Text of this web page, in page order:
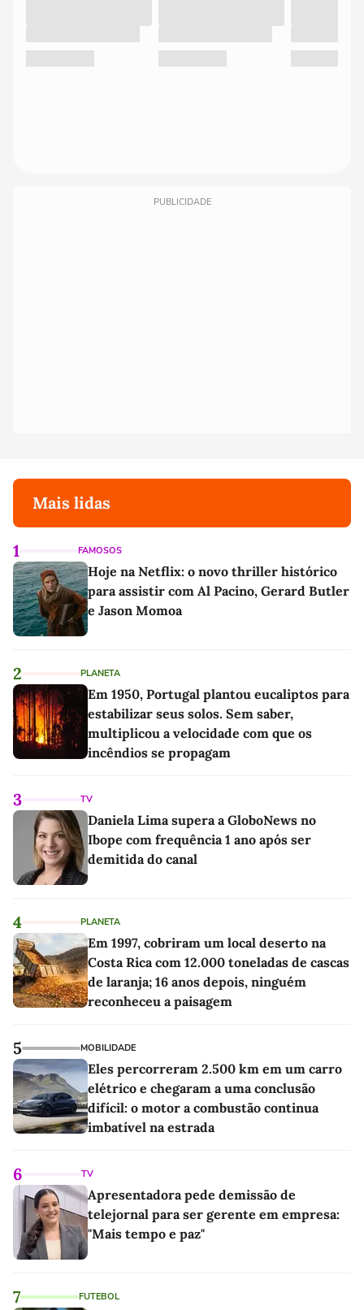
PUBLICIDADE
Mais lidas
1 FAMOSOS
Hoje na Netflix: o novo thriller histórico
para assistir com Al Pacino, Gerard Butler
e Jason Momoa
2 PLANETA
Em 1950, Portugal plantou eucaliptos para
estabilizar seus solos. Sem saber,
multiplicou a velocidade com que os
incêndios se propagam
3 TV
Daniela Lima supera a GloboNews no
Ibope com frequência 1 ano após ser
demitida do canal
4 PLANETA
Em 1997, cobriram um local deserto na
Costa Rica com 12.000 toneladas de cascas
de laranja; 16 anos depois, ninguém
reconheceu a paisagem
5 MOBILIDADE
Eles percorreram 2.500 km em um carro
elétrico e chegaram a uma conclusão
difícil: o motor a combustão continua
imbatível na estrada
6 TV
Apresentadora pede demissão de
telejornal para ser gerente em empresa:
"Mais tempo e paz"
7 FUTEBOL